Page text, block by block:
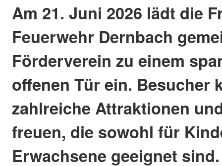
Am 21. Juni 2026 lädt die
Feuerwehr Dernbach
Förderverein zu einem
offenen Tür ein. Besucher
zahlreiche Attraktionen
freuen, die sowohl für
Erwachsene geeignet sind.